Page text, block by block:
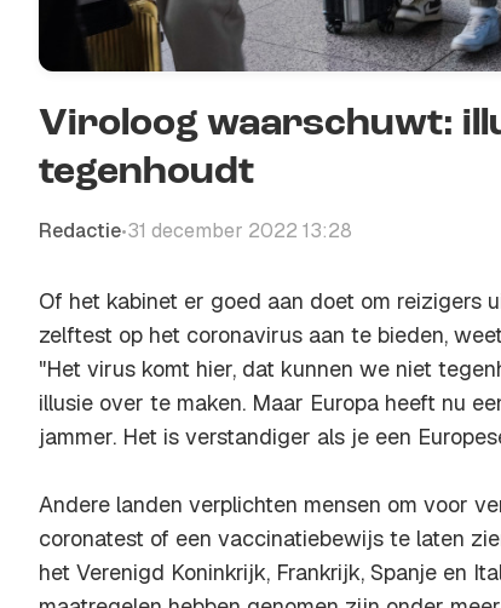
Viroloog waarschuwt:
tegenhoudt
Redactie•31 december 2022 13:28
Of het kabinet er goed aan doet om reizigers
zelftest op het coronavirus aan te bieden,
"Het virus komt hier, dat kunnen we niet
illusie over te maken. Maar Europa heeft nu
jammer. Het is verstandiger als je een
Andere landen verplichten mensen om voor
coronatest of een vaccinatiebewijs te laten
het Verenigd Koninkrijk, Frankrijk, Spanje en